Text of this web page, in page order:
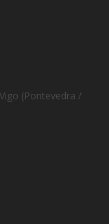
(Pontevedra /